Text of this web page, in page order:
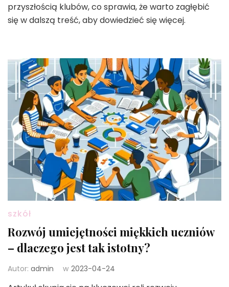
przyszłością klubów, co sprawia, że warto zagłębić
się w dalszą treść, aby dowiedzieć się więcej.
szkół
Rozwój umiejętności miękkich uczniów
– dlaczego jest tak istotny?
Autor: admin w 2023-04-24